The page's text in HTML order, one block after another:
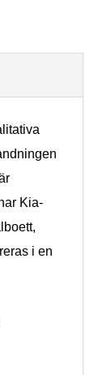
Kia-
i en